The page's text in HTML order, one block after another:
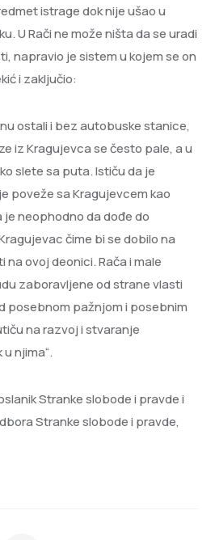
istrage dok nije ušao u
U Rači ne može ništa da se uradi
napravio je sistem u kojem se on
i zaključio:
ostali i bez autobuske stanice,
iz Kragujevca se često pale, a u
slete sa puta. Ističu da je
poveže sa Kragujevcem kao
neophodno da dođe do
čime bi se dobilo na
ovoj deonici. Rača i male
zaboravljene od strane vlasti
posebnom pažnjom i posebnim
na razvoj i stvaranje
njima“.
Stranke slobode i pravde i
Stranke slobode i pravde,